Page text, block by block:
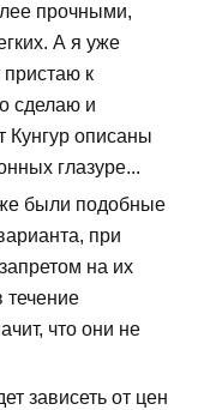
прочными,
А я уже
к
сделаю и
Кунгур описаны
глазуре...
были подобные
при
на их
течение
что они не
зависеть от цен